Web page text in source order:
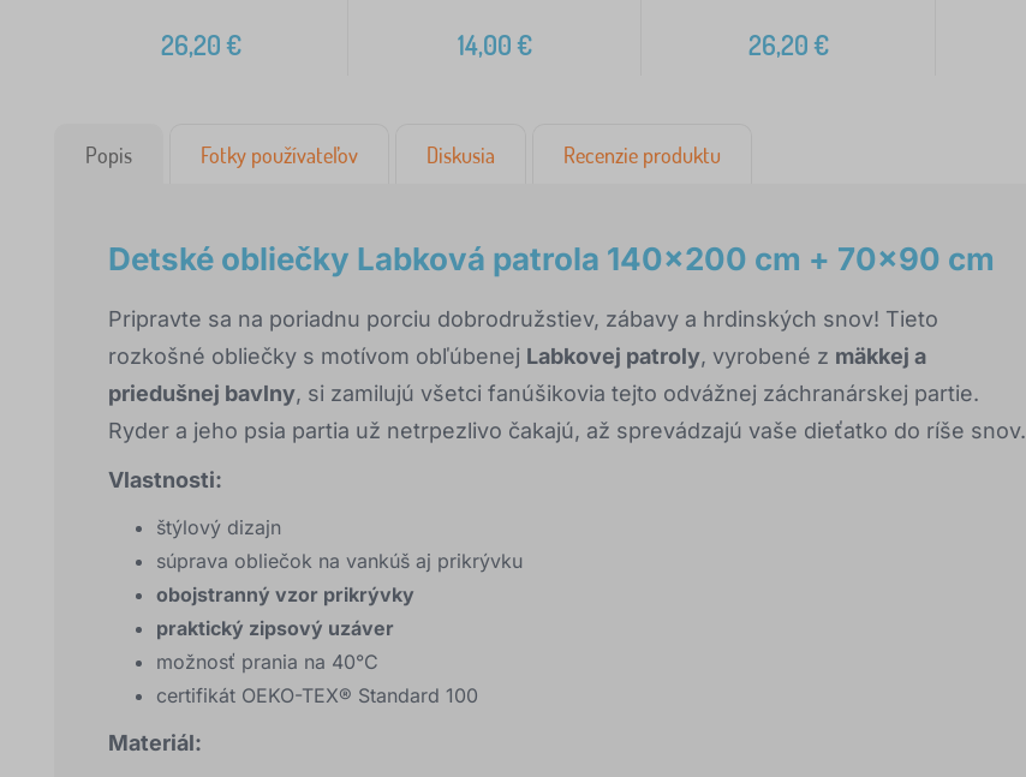
26,20€ 14,00€ 26,20€
Popis Fotky používateľov Diskusia Recenzie produktu
Detské obliečky Labková patrola 140x200 cm + 70x90 cm
Pripravte sa na poriadnu porciu dobrodružstiev, zábavy a hrdinských snov! Tieto
rozkošné obliečky s motívom obľúbenej Labkovej patroly, vyrobené z mäkkej a
priedušnej bavlny, si zamilujú všetci fanúšikovia tejto odvážnej záchranárskej partie.
Ryder a jeho psia partia už netrpezlivo čakajú, až sprevádzajú vaše dieťatko do ríše snov.
Vlastnosti:
štýlový dizajn
súprava obliečok na vankúš aj prikrývku
obojstranný vzor prikrývky
praktický zipsový uzáver
možnosť prania na 40°C
certifikát OEKO-TEX® Standard 100
Materiál: